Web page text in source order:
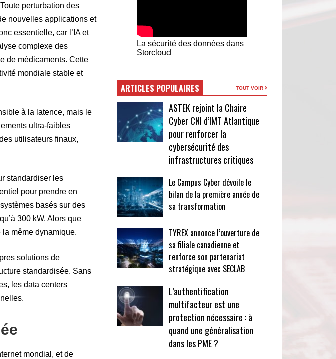
perturbation des
nouvelles applications et
essentielle, car l’IA et
complexe des
de médicaments. Cette
mondiale stable et
à la latence, mais le
ultra-faibles
utilisateurs finaux,
standardiser les
pour prendre en
basés sur des
300 kW. Alors que
la même dynamique.
solutions de
standardisée. Sans
les data centers
mondial, et de
La sécurité des données dans
Storcloud
ARTICLES POPULAIRES TOUT VOIR
ASTEK rejoint la Chaire
Cyber CNI d’IMT Atlantique
pour renforcer la
cybersécurité des
infrastructures critiques
Le Campus Cyber dévoile le
bilan de la première année de
sa transformation
TYREX annonce l’ouverture de
sa filiale canadienne et
renforce son partenariat
stratégique avec SECLAB
L’authentification
multifacteur est une
protection nécessaire : à
quand une généralisation
dans les PME ?